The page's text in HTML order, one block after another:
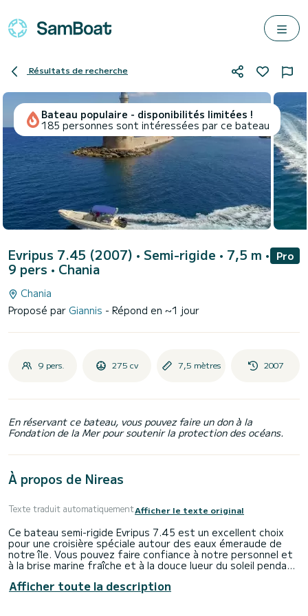
Résultats de recherche
Bateau populaire - disponibilités limitées !
185 personnes sont intéressées par ce bateau
Evripus 7.45 (2007) • Semi-rigide • 7,5 m •
9 pers • Chania
Pro
Chania
Proposé par Giannis - Répond en ~1 jour
9 pers. 275 cv 7,5 mètres 2007
En réservant ce bateau, vous pouvez faire un don à la
Fondation de la Mer pour soutenir la protection des océans.
À propos de Nireas
Texte traduit automatiquementAfficher le texte original
Ce bateau semi-rigide Evripus 7.45 est un excellent choix
pour une croisière spéciale autour des eaux émeraude de
notre île. Vous pouvez faire confiance à notre personnel et
à la brise marine fraîche et à la douce lueur du soleil pendant
accueillir jusqu'à 10 personnes (y compris le skipper). De
plus, ce bateau dispose d'un solarium, d'une échelle de bain,
Afficher toute la description